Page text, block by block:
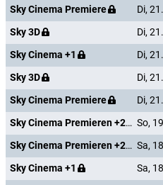
Sky Cinema Premiere
Di,
Sky 3D
Di,
Sky Cinema +1
Di,
Sky 3D
Di,
Sky Cinema Premiere
Di,
Sky Cinema Premieren +24 So,
Sky Cinema Premieren +24 Sa,
Sky Cinema +1
Sa,